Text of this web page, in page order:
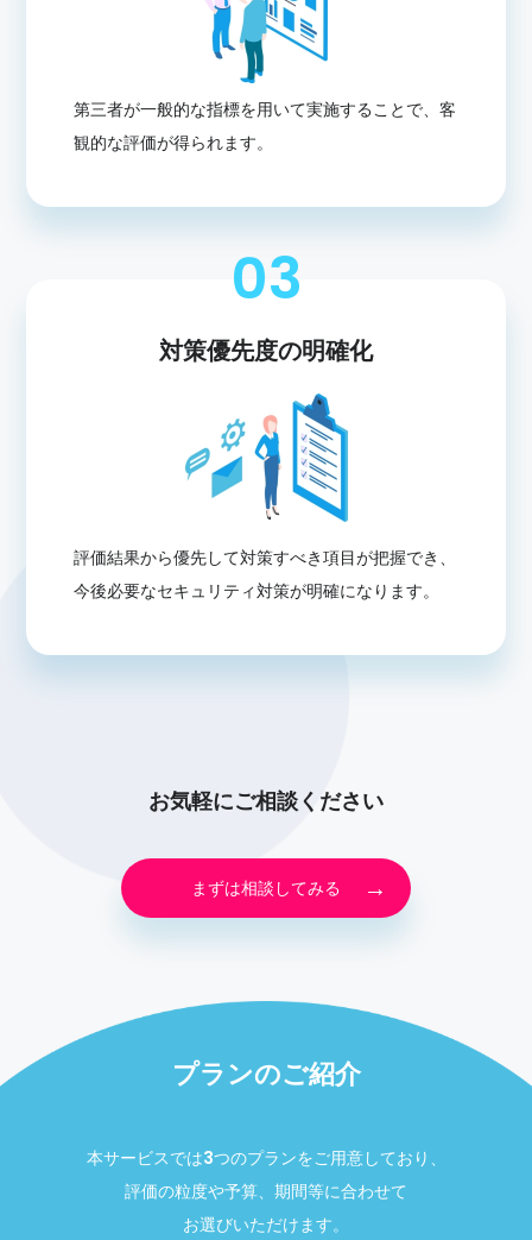
第三者が一般的な指標を用いて実施することで、客
観的な評価が得られます。
03
対策優先度の明確化
評価結果から優先して対策すべき項目が把握でき、
今後必要なセキュリティ対策が明確になります。
お気軽にご相談ください
まずは相談してみる
プランのご紹介
本サービスでは3つのプランをご用意しており、
評価の粒度や予算、期間等に合わせて
お選びいただけます。